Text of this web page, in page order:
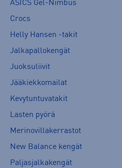
ASICS Gel-Nimbus
Crocs
Helly Hansen -takit
Jalkapallokengät
Juoksuliivit
Jääkiekkomailat
Kevytuntuvatakit
Lasten pyörä
Merinovillakerrastot
New Balance kengät
Paljasjalkakengät